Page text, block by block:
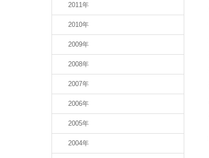
2011年
2010年
2009年
2008年
2007年
2006年
2005年
2004年